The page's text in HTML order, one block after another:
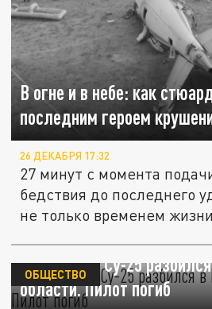
В огне и в небе: как
последним героем
26 ДЕКАБРЯ 17:32
27 минут с момента
бедствия до последнего
не только временем
Штурмовик Су-25
области. Пилот погиб
ОБЩЕСТВО